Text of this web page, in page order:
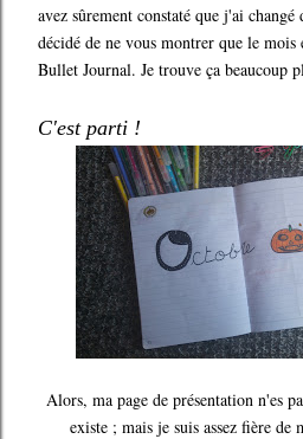
avez sûrement constaté que j'ai
décidé de ne vous montrer que le mois
Bullet Journal. Je trouve ça beaucoup
C'est parti !
Alors, ma page de présentation n'es
existe ; mais je suis assez fière de